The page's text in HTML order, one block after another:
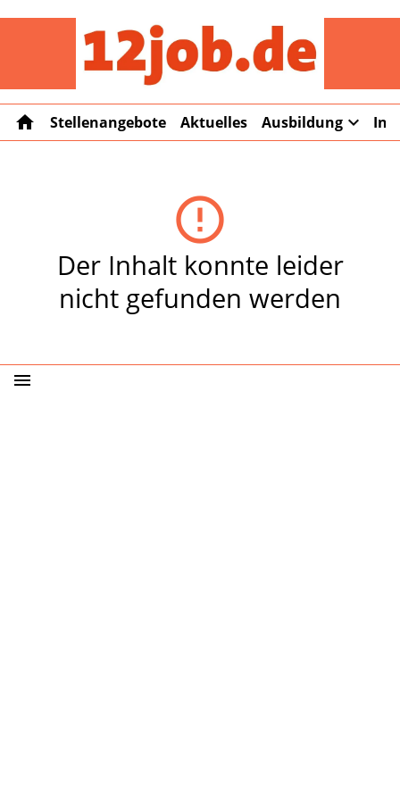
home Stellenangebote Aktuelles Ausbildung expand_more
error_outline
Der Inhalt konnte leider
nicht gefunden werden
menu